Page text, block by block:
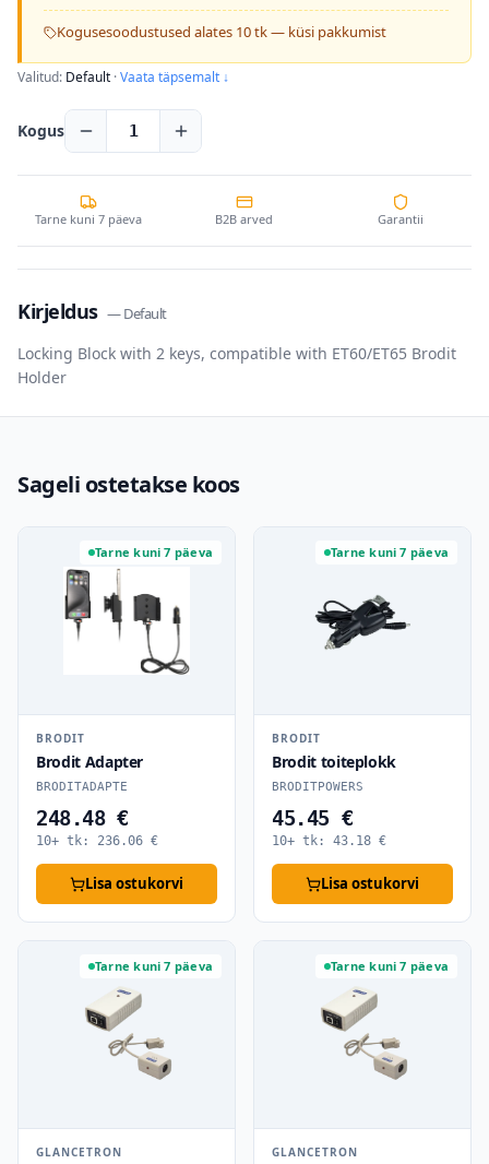
Kogusesoodustused alates 10 tk — küsi pakkumist
Valitud: Default ·Vaata täpsemalt ↓
Kogus 1
Tarne kuni 7 päeva B2B arved Garantii
Kirjeldus —Default
Locking Block with 2 keys, compatible with ET60/ET65 Brodit
Holder
Sageli ostetakse koos
Tarne kuni 7 päeva
BRODIT
Brodit Adapter
BRODITADAPTE
248.48 €
10+ tk: 236.06 €
Lisa ostukorvi
Tarne kuni 7 päeva
BRODIT
Brodit toiteplokk
BRODITPOWERS
45.45 €
10+ tk: 43.18 €
Lisa ostukorvi
Tarne kuni 7 päeva
GLANCETRON
Tarne kuni 7 päeva
GLANCETRON